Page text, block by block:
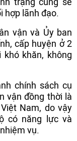
hợp lãnh đạo.
vận và Ủy ban
cấp huyện ở 2
khăn, không
chính sách cụ
vận đồng thời là
Nam, do vậy
có năng lực và
vụ.